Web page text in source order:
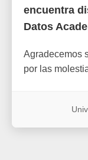
encuentra
Datos
Agradecemos
por las